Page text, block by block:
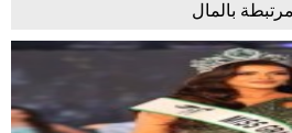
مرتبطة بالمال